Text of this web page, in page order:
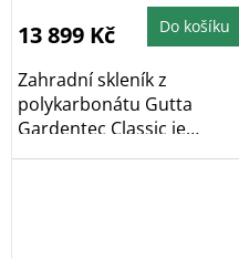
5,0
z
hvězdiček.
13 899 Kč Do košíku
Zahradní skleník z
polykarbonátu Gutta
Gardentec Classic je
obloukový zahradní